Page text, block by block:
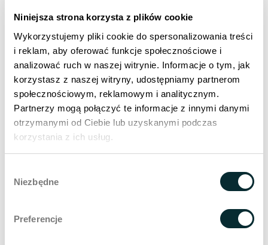
Niniejsza strona korzysta z plików cookie
Wykorzystujemy pliki cookie do spersonalizowania treści
i reklam, aby oferować funkcje społecznościowe i
analizować ruch w naszej witrynie. Informacje o tym, jak
korzystasz z naszej witryny, udostępniamy partnerom
społecznościowym, reklamowym i analitycznym.
Partnerzy mogą połączyć te informacje z innymi danymi
otrzymanymi od Ciebie lub uzyskanymi podczas
korzystania z ich usług.
zgody
Niezbędne
Preferencje
in der Schönheitsindustrie,Anti-Aging-Medizin
Suche im Blog
for:
Meist gelesen